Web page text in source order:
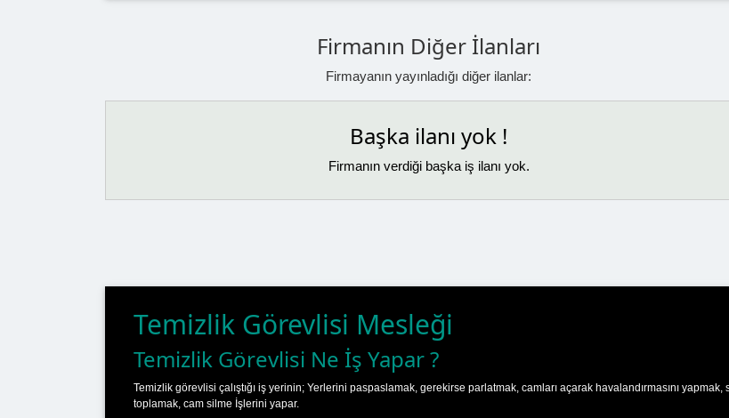
Firmanın Diğer İlanları
Firmayanın yayınladığı diğer ilanlar:
Başka ilanı yok !
Firmanın verdiği başka iş ilanı yok.
Temizlik Görevlisi Mesleği
Temizlik Görevlisi Ne İş Yapar ?
Temizlik görevlisi çalıştığı iş yerinin; Yerlerini paspaslamak, gerekirse parlatmak, camları açarak havalandırmasını
toplamak, cam silme İşlerini yapar.